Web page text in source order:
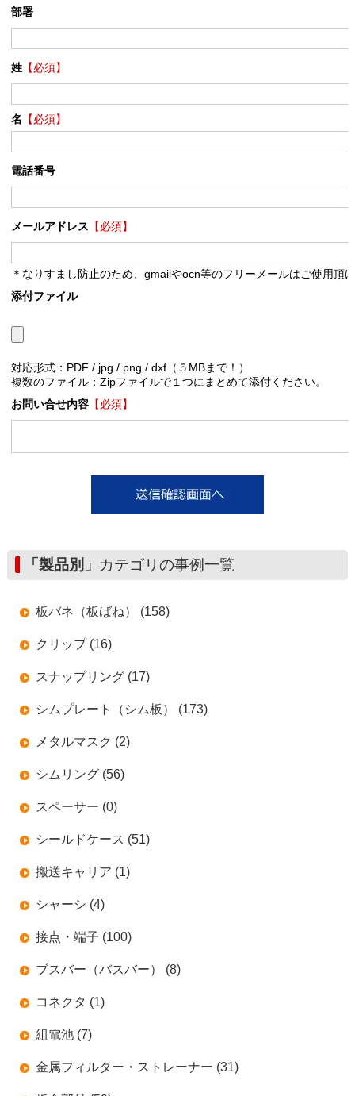
部署
姓【必須】
名 【必須】
電話番号
メールアドレス 【必須】
＊なりすまし防止のため、gmailやocn等のフリーメールはご使用頂
添付ファイル
対応形式：PDF / jpg / png / dxf（５MBまで！）
複数のファイル：Zipファイルで１つにまとめて添付ください。
お問い合せ内容【必須】
「製品別」 カテゴリの事例一覧
板バネ（板ばね） (158)
クリップ (16)
スナップリング (17)
シムプレート（シム板） (173)
メタルマスク (2)
シムリング (56)
スペーサー (0)
シールドケース (51)
搬送キャリア (1)
シャーシ (4)
接点・端子 (100)
ブスバー（バスバー） (8)
コネクタ (1)
組電池 (7)
金属フィルター・ストレーナー (31)